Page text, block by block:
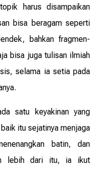
harus disampaikan
bisa beragam seperti
bahkan fragmen-
bisa juga tulisan ilmiah
selama ia setia pada
satu keyakinan yang
itu sejatinya menjaga
batin, dan
lebih dari itu, ia ikut